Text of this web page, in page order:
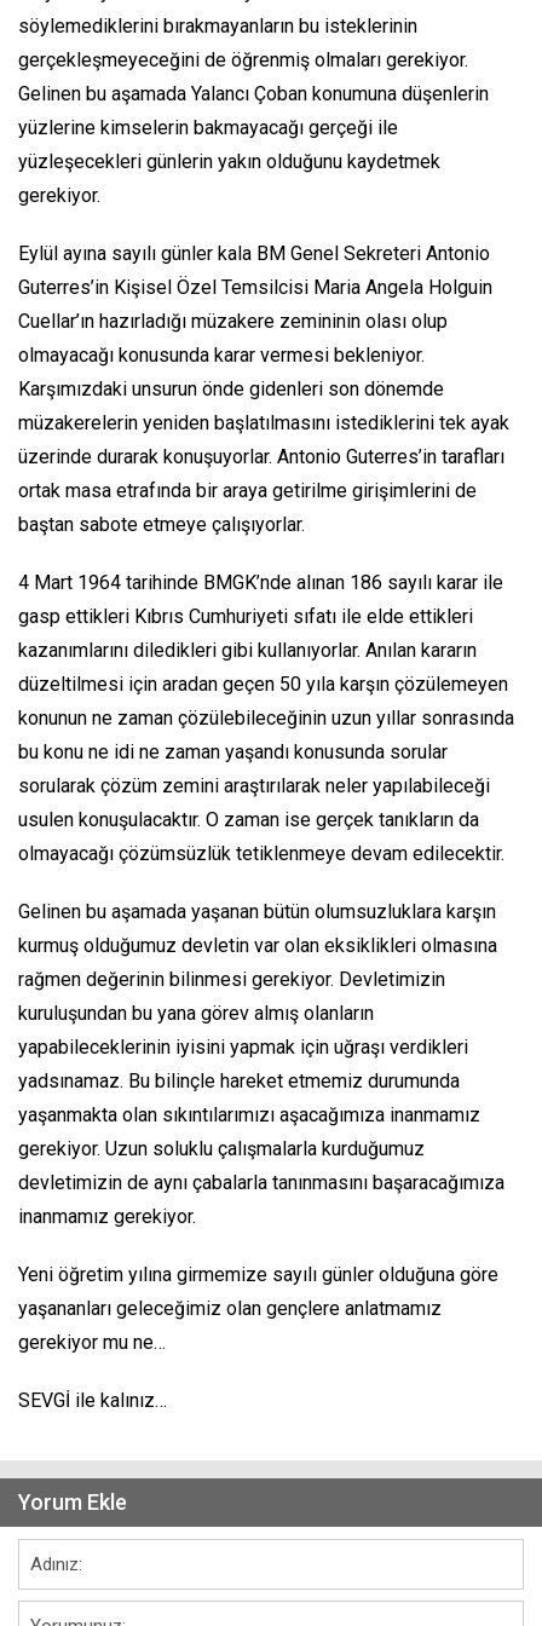
söylemediklerini bırakmayanların bu isteklerinin
gerçekleşmeyeceğini de öğrenmiş olmaları gerekiyor.
Gelinen bu aşamada Yalancı Çoban konumuna düşenlerin
yüzlerine kimselerin bakmayacağı gerçeği ile
yüzleşecekleri günlerin yakın olduğunu kaydetmek
gerekiyor.
Eylül ayına sayılı günler kala BM Genel Sekreteri Antonio
Guterres’in Kişisel Özel Temsilcisi Maria Angela Holguin
Cuellar’ın hazırladığı müzakere zemininin olası olup
olmayacağı konusunda karar vermesi bekleniyor.
Karşımızdaki unsurun önde gidenleri son dönemde
müzakerelerin yeniden başlatılmasını istediklerini tek ayak
üzerinde durarak konuşuyorlar. Antonio Guterres’in tarafları
ortak masa etrafında bir araya getirilme girişimlerini de
baştan sabote etmeye çalışıyorlar.
4 Mart 1964 tarihinde BMGK’nde alınan 186 sayılı karar ile
gasp ettikleri Kıbrıs Cumhuriyeti sıfatı ile elde ettikleri
kazanımlarını diledikleri gibi kullanıyorlar. Anılan kararın
düzeltilmesi için aradan geçen 50 yıla karşın çözülemeyen
konunun ne zaman çözülebileceğinin uzun yıllar sonrasında
bu konu ne idi ne zaman yaşandı konusunda sorular
sorularak çözüm zemini araştırılarak neler yapılabileceği
usulen konuşulacaktır. O zaman ise gerçek tanıkların da
olmayacağı çözümsüzlük tetiklenmeye devam edilecektir.
Gelinen bu aşamada yaşanan bütün olumsuzluklara karşın
kurmuş olduğumuz devletin var olan eksiklikleri olmasına
rağmen değerinin bilinmesi gerekiyor. Devletimizin
kuruluşundan bu yana görev almış olanların
yapabileceklerinin iyisini yapmak için uğraşı verdikleri
yadsınamaz. Bu bilinçle hareket etmemiz durumunda
yaşanmakta olan sıkıntılarımızı aşacağımıza inanmamız
gerekiyor. Uzun soluklu çalışmalarla kurduğumuz
devletimizin de aynı çabalarla tanınmasını başaracağımıza
inanmamız gerekiyor.
Yeni öğretim yılına girmemize sayılı günler olduğuna göre
yaşananları geleceğimiz olan gençlere anlatmamız
gerekiyor mu ne…
SEVGİ ile kalınız…
Yorum Ekle